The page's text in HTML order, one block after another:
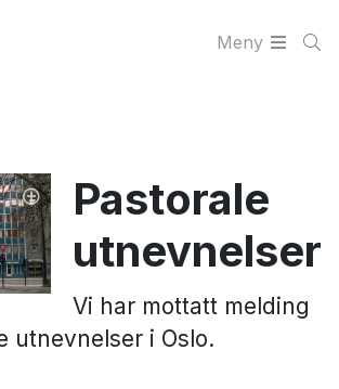
Meny
Pastorale
utnevnelser
Vi har mottatt melding
utnevnelser i Oslo.